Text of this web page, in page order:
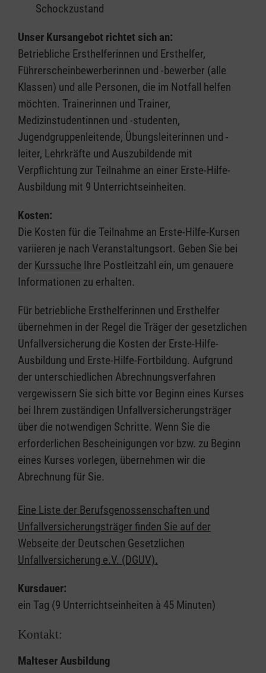
Schockzustand
Unser Kursangebot richtet sich an:
Betriebliche Ersthelferinnen und Ersthelfer,
Führerscheinbewerberinnen und -bewerber (alle
Klassen) und alle Personen, die im Notfall helfen
möchten. Trainerinnen und Trainer,
Medizinstudentinnen und -studenten,
Jugendgruppenleitende, Übungsleiterinnen und -
leiter, Lehrkräfte und Auszubildende mit
Verpflichtung zur Teilnahme an einer Erste-Hilfe-
Ausbildung mit 9 Unterrichtseinheiten.
Kosten:
Die Kosten für die Teilnahme an Erste-Hilfe-Kursen
variieren je nach Veranstaltungsort. Geben Sie bei
der Kurssuche Ihre Postleitzahl ein, um genauere
Informationen zu erhalten.
Für betriebliche Ersthelferinnen und Ersthelfer
übernehmen in der Regel die Träger der gesetzlichen
Unfallversicherung die Kosten der Erste-Hilfe-
Ausbildung und Erste-Hilfe-Fortbildung. Aufgrund
der unterschiedlichen Abrechnungsverfahren
vergewissern Sie sich bitte vor Beginn eines Kurses
bei Ihrem zuständigen Unfallversicherungsträger
über die notwendigen Schritte. Wenn Sie die
erforderlichen Bescheinigungen vor bzw. zu Beginn
eines Kurses vorlegen, übernehmen wir die
Abrechnung für Sie.
Eine Liste der Berufsgenossenschaften und
Unfallversicherungsträger finden Sie auf der
Webseite der Deutschen Gesetzlichen
Unfallversicherung e.V. (DGUV).
Kursdauer:
ein Tag (9 Unterrichtseinheiten à 45 Minuten)
Kontakt:
Malteser Ausbildung